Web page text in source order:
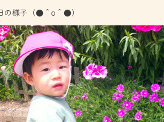
様子（●＾o＾●）